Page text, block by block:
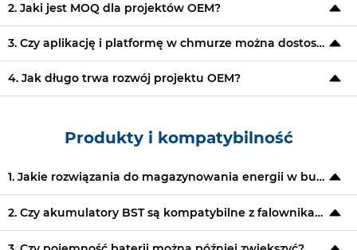
2. Jaki jest MOQ dla projektów OEM?
3. Czy aplikację i platformę w chmurze można dostosować do naszej marki?
4. Jak długo trwa rozwój projektu OEM?
Produkty i kompatybilność
1. Jakie rozwiązania do magazynowania energii w budynkach mieszkalnych oferuje BST?
2. Czy akumulatory BST są kompatybilne z falownikami innych firm?